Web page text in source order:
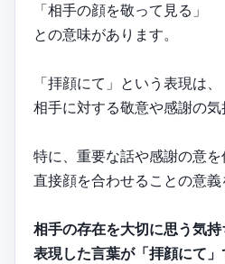
「相手の顔を敬って見る」
との意味があります。
「拝顔にて」という表現は、
相手に対する敬意や感謝の気
特に、重要な話や感謝の意を
直接顔を合わせることの意義
相手の存在を大切に思う気持
表現した言葉が「拝顔にて」